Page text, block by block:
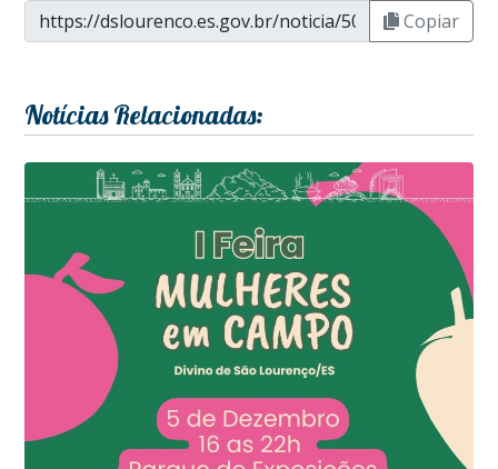
Copiar
Notícias Relacionadas: